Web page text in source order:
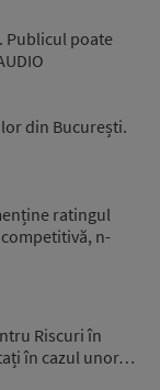
Publicul poate
din București.
ratingul
n-
Riscuri în
în cazul unor…